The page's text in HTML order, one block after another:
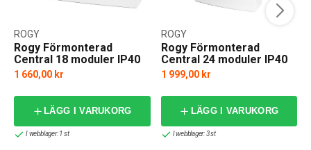
Rogy Förmonterad
Central 18 moduler IP40
ROGY
1 660,00 kr
LÄGG I VARUKORG
I webblager: 1 st
Rogy Förmonterad
Central 24 moduler IP40
ROGY
1 999,00 kr
LÄGG I VARUKORG
I webblager: 3 st